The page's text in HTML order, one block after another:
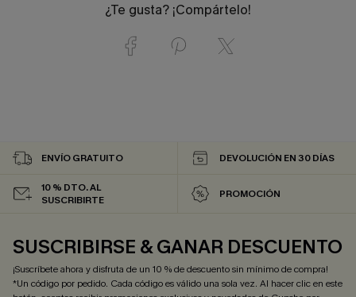
¿Te gusta? ¡Compártelo!
ENVÍO GRATUITO DEVOLUCIÓN EN 30 DÍAS
10 % DTO. AL
SUSCRIBIRTE
PROMOCIÓN
SUSCRIBIRSE & GANAR DESCUENTO
¡Suscríbete ahora y disfruta de un 10 % de descuento sin mínimo de compra!
*Un código por pedido. Cada código es válido una sola vez. Al hacer clic en este